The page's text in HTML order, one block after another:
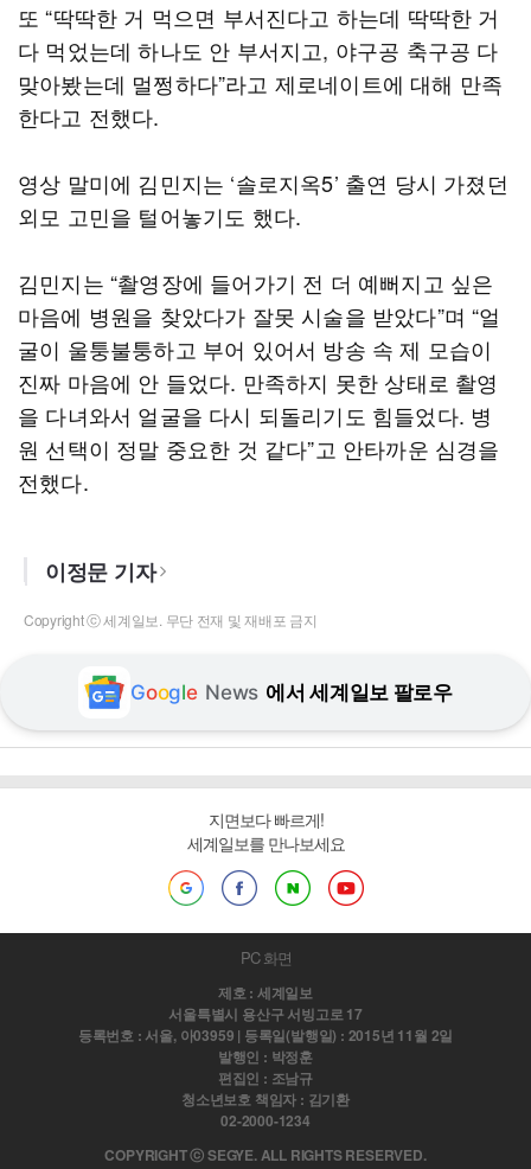
또 “딱딱한 거 먹으면 부서진다고 하는데 딱딱한 거
다 먹었는데 하나도 안 부서지고, 야구공 축구공 다
맞아봤는데 멀쩡하다”라고 제로네이트에 대해 만족
한다고 전했다.
영상 말미에 김민지는 ‘솔로지옥5’ 출연 당시 가졌던
외모 고민을 털어놓기도 했다.
김민지는 “촬영장에 들어가기 전 더 예뻐지고 싶은
마음에 병원을 찾았다가 잘못 시술을 받았다”며 “얼
굴이 울퉁불퉁하고 부어 있어서 방송 속 제 모습이
진짜 마음에 안 들었다. 만족하지 못한 상태로 촬영
을 다녀와서 얼굴을 다시 되돌리기도 힘들었다. 병
원 선택이 정말 중요한 것 같다”고 안타까운 심경을
전했다.
이정문 기자
Copyright ⓒ 세계일보. 무단 전재 및 재배포 금지
Google News 에서 세계일보 팔로우
지면보다 빠르게!
세계일보를 만나보세요
PC 화면
제호 : 세계일보
서울특별시 용산구 서빙고로 17
등록번호 : 서울, 아03959 | 등록일(발행일) : 2015년 11월 2일
발행인 : 박정훈
편집인 : 조남규
청소년보호 책임자 : 김기환
02-2000-1234
COPYRIGHT ⓒ SEGYE. ALL RIGHTS RESERVED.